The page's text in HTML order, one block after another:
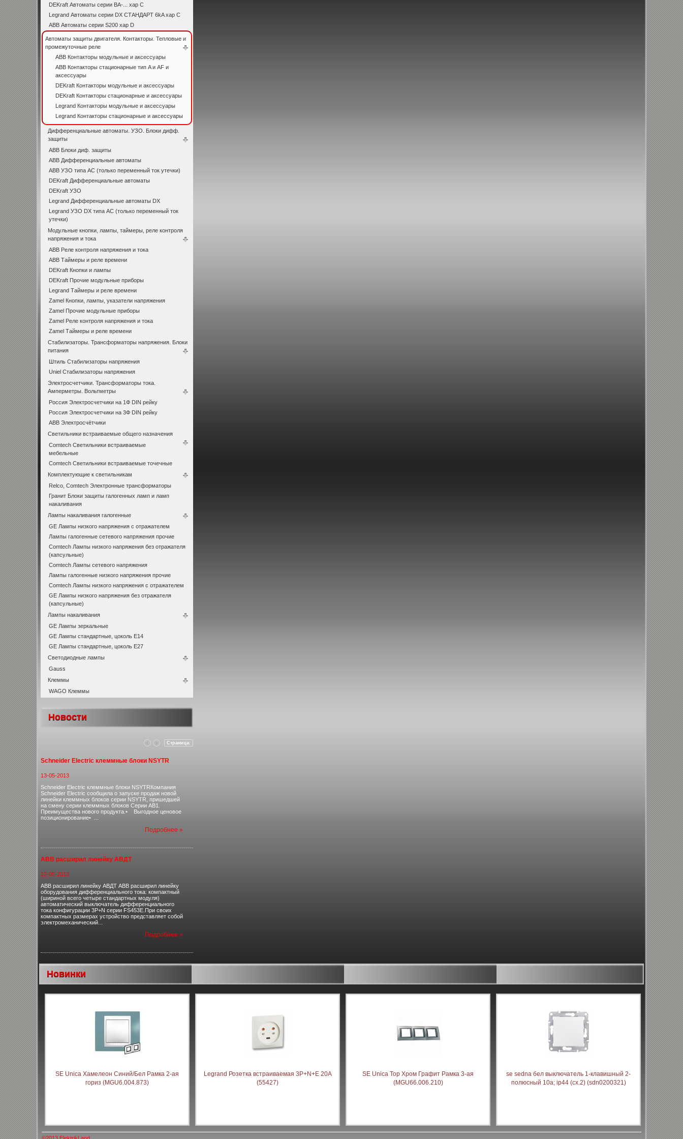
DEKraft Автоматы серии ВА-... хар С
Legrand Автоматы серии DX СТАНДАРТ 6kA хар C
ABB Автоматы серии S200 хар D
Автоматы защиты двигателя. Контакторы. Тепловые и
промежуточные реле
ABB Контакторы модульные и аксессуары
ABB Контакторы стационарные тип A и AF и
аксессуары
DEKraft Контакторы модульные и аксессуары
DEKraft Контакторы стационарные и аксессуары
Legrand Контакторы модульные и аксессуары
Legrand Контакторы стационарные и аксессуары
Дифференциальные автоматы. УЗО. Блоки дифф.
защиты
ABB Блоки диф. защиты
ABB Дифференциальные автоматы
ABB УЗО типа АС (только переменный ток утечки)
DEKraft Дифференциальные автоматы
DEKraft УЗО
Legrand Дифференциальные автоматы DX
Legrand УЗО DX типа АС (только переменный ток
утечки)
Модульные кнопки, лампы, таймеры, реле контроля
напряжения и тока
ABB Реле контроля напряжения и тока
ABB Таймеры и реле времени
DEKraft Кнопки и лампы
DEKraft Прочие модульные приборы
Legrand Таймеры и реле времени
Zamel Кнопки, лампы, указатели напряжения
Zamel Прочие модульные приборы
Zamel Реле контроля напряжения и тока
Zamel Таймеры и реле времени
Стабилизаторы. Трансформаторы напряжения. Блоки
питания
Штиль Стабилизаторы напряжения
Uniel Стабилизаторы напряжения
Электросчетчики. Трансформаторы тока.
Амперметры. Вольтметры
Россия Электросчетчики на 1Ф DIN рейку
Россия Электросчетчики на 3Ф DIN рейку
ABB Электросчётчики
Светильники встраиваемые общего назначения
Comtech Светильники встраиваемые
мебельные
Comtech Светильники встраиваемые точечные
Комплектующие к светильникам
Relco, Comtech Электронные трансформаторы
Гранит Блоки защиты галогенных ламп и ламп
накаливания
Лампы накаливания галогенные
GE Лампы низкого напряжения с отражателем
Лампы галогенные сетевого напряжения прочие
Comtech Лампы низкого напряжения без отражателя
(капсульные)
Comtech Лампы сетевого напряжения
Лампы галогенные низкого напряжения прочие
Comtech Лампы низкого напряжения с отражателем
GE Лампы низкого напряжения без отражателя
(капсульные)
Лампы накаливания
GE Лампы зеркальные
GE Лампы стандартные, цоколь Е14
GE Лампы стандартные, цоколь Е27
Светодиодные лампы
Gauss
Клеммы
WAGO Клеммы
Новости
Страница:
Schneider Electric клеммные блоки NSYTR
13-05-2013
Schneider Electric клеммные блоки NSYTRКомпания
Schneider Electric сообщила о запуске продаж новой
линейки клеммных блоков серии NSYTR, пришедшей
на смену серии клеммных блоков Серии AB1.
Преимущества нового продукта.• Выгодное ценовое
позиционирование• ...
Подробнее »
ABB расширил линейку АВДТ
13-05-2013
ABB расширил линейку АВДТ ABB расширил линейку
оборудования дифференциального тока: компактный
(шириной всего четыре стандартных модуля)
автоматический выключатель дифференциального
тока конфигурации 3P+N серии FS453E.При своих
компактных размерах устройство представляет собой
электромеханический...
Подробнее »
Новинки
SE Unica Хамелеон Синий/Бел Рамка 2-ая
гориз (MGU6.004.873)
Legrand Розетка встраиваемая 3P+N+E 20А
(55427)
SE Unica Top Хром Графит Рамка 3-ая
(MGU66.006.210)
se sedna бел выключатель 1-клавишный 2-
полюсный 10a; ip44 (сх.2) (sdn0200321)